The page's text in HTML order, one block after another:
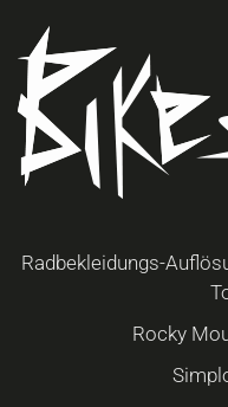
Radbekleidungs-
Rocky